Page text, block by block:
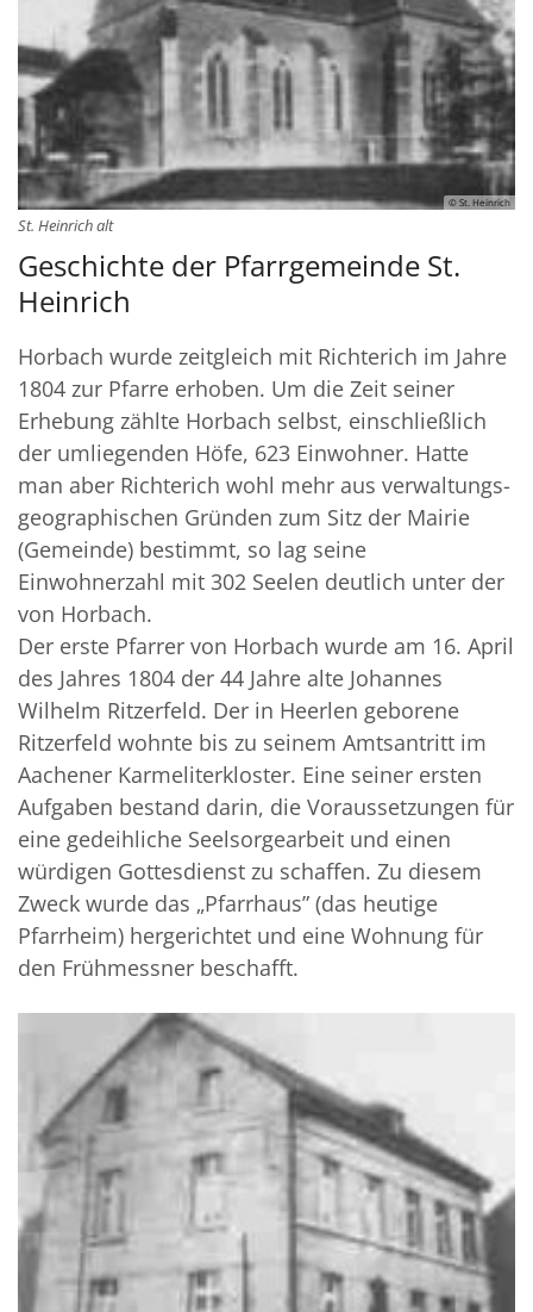
© St. Heinrich
St. Heinrich alt
Geschichte der Pfarrgemeinde St.
Heinrich
Horbach wurde zeitgleich mit Richterich im Jahre
1804 zur Pfarre erhoben. Um die Zeit seiner
Erhebung zählte Horbach selbst, einschließlich
der umliegenden Höfe, 623 Einwohner. Hatte
man aber Richterich wohl mehr aus ver­wal­tungs­
geo­gra­phisch­en Grün­den zum Sitz der Mairie
(Gemeinde) bestimmt, so lag seine
Einwohnerzahl mit 302 Seelen deutlich unter der
von Horbach.
Der erste Pfarrer von Horbach wurde am 16. April
des Jahres 1804 der 44 Jahre alte Johannes
Wilhelm Ritzerfeld. Der in Heerlen geborene
Ritzerfeld wohnte bis zu seinem Amtsantritt im
Aachener Karmeliterkloster. Eine seiner ersten
Aufgaben bestand darin, die Voraussetzungen für
eine gedeihliche Seelsorgearbeit und einen
würdigen Gottesdienst zu schaffen. Zu diesem
Zweck wurde das „Pfarrhaus” (das heutige
Pfarrheim) hergerichtet und eine Wohnung für
den Frühmessner beschafft.